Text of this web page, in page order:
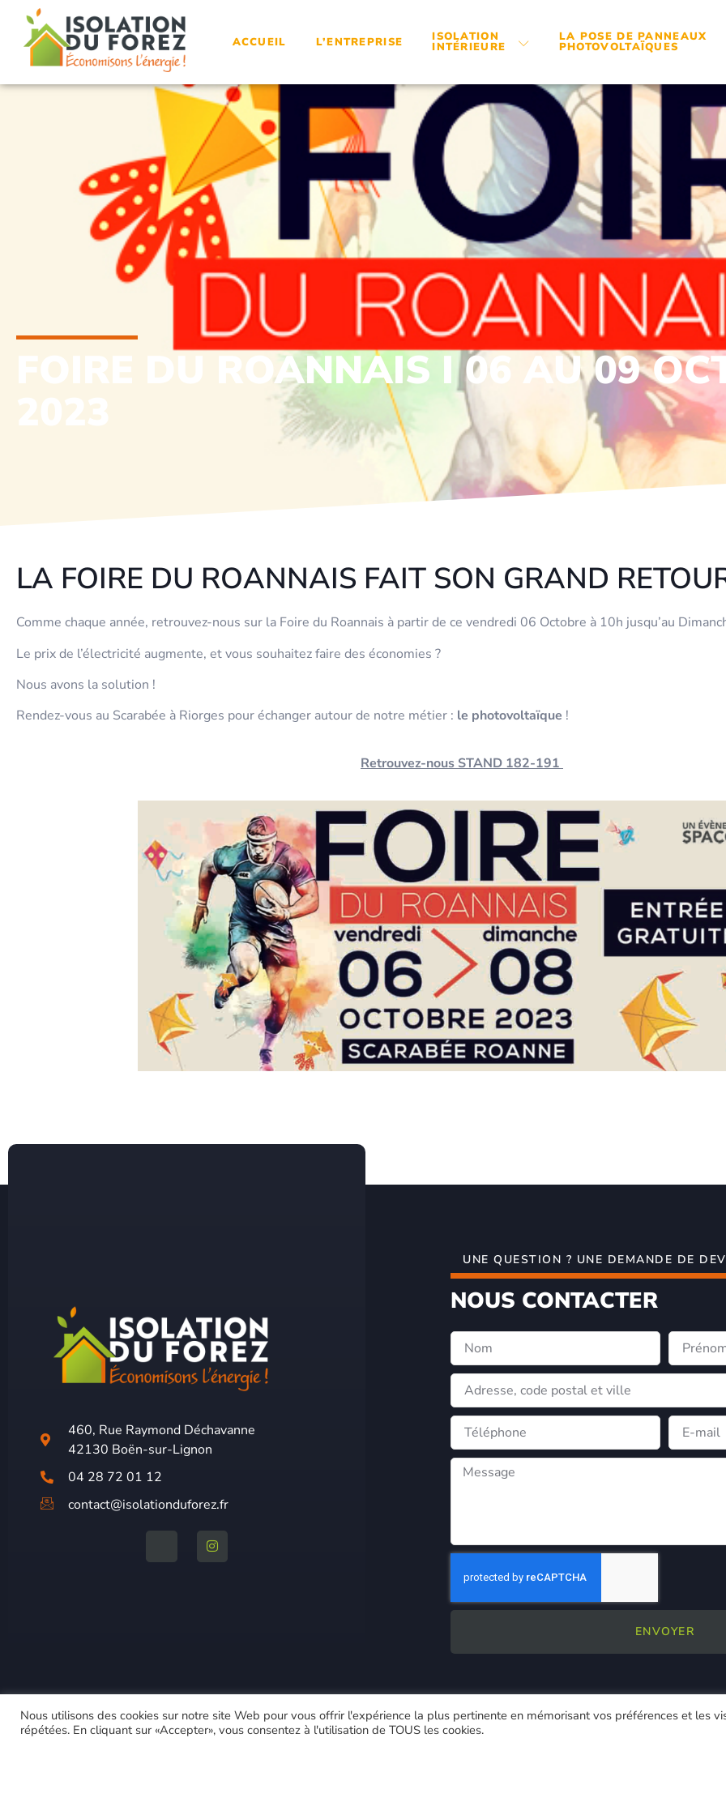
ACCUEIL L’ENTREPRISE ISOLATION
INTÉRIEURE
LA POSE DE PANNEAUX
PHOTOVOLTAÏQUES
FOIRE DU ROANNAIS I 06 AU 09
2023
LA FOIRE DU ROANNAIS FAIT SON GRAND
Comme chaque année, retrouvez-nous sur la Foire du Roannais à partir de ce vendredi 06 Octobre à 10h jusqu’au
Le prix de l’électricité augmente, et vous souhaitez faire des économies ?
Nous avons la solution !
Rendez-vous au Scarabée à Riorges pour échanger autour de notre métier : le photovoltaïque !
Retrouvez-nous STAND 182-191
460, Rue Raymond Déchavanne
42130 Boën-sur-Lignon
04 28 72 01 12
contact@isolationduforez.fr
UNE QUESTION ? UNE DEMANDE DE
NOUS CONTACTER
ENVOYER
Nous utilisons des cookies sur notre site Web pour vous offrir l'expérience la plus pertinente en mémorisant vos préférences et les
répétées. En cliquant sur «Accepter», vous consentez à l'utilisation de TOUS les cookies.